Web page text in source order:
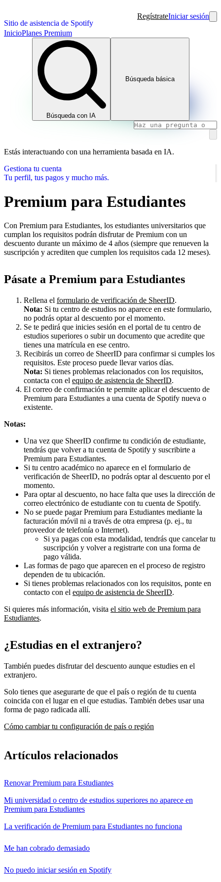
Sitio de asistencia de Spotify
RegístrateIniciar sesión
InicioPlanes Premium
Búsqueda con IA
Búsqueda básica
Estás interactuando con una herramienta basada en IA.
Gestiona tu cuenta
Tu perfil, tus pagos y mucho más.
Premium para Estudiantes
Con Premium para Estudiantes, los estudiantes universitarios que
cumplan los requisitos podrán disfrutar de Premium con un
descuento durante un máximo de 4 años (siempre que renueven la
suscripción y acrediten que cumplen los requisitos cada 12 meses).
Pásate a Premium para Estudiantes
Rellena el formulario de verificación de SheerID.
Nota: Si tu centro de estudios no aparece en este formulario,
no podrás optar al descuento por el momento.
Se te pedirá que inicies sesión en el portal de tu centro de
estudios superiores o subir un documento que acredite que
tienes una matrícula en ese centro.
Recibirás un correo de SheerID para confirmar si cumples los
requisitos. Este proceso puede llevar varios días.
Nota: Si tienes problemas relacionados con los requisitos,
contacta con el equipo de asistencia de SheerID.
El correo de confirmación te permite aplicar el descuento de
Premium para Estudiantes a una cuenta de Spotify nueva o
existente.
Notas:
Una vez que SheerID confirme tu condición de estudiante,
tendrás que volver a tu cuenta de Spotify y suscribirte a
Premium para Estudiantes.
Si tu centro académico no aparece en el formulario de
verificación de SheerID, no podrás optar al descuento por el
momento.
Para optar al descuento, no hace falta que uses la dirección de
correo electrónico de estudiante con tu cuenta de Spotify.
No se puede pagar Premium para Estudiantes mediante la
facturación móvil ni a través de otra empresa (p. ej., tu
proveedor de telefonía o Internet).
Si ya pagas con esta modalidad, tendrás que cancelar tu
suscripción y volver a registrarte con una forma de
pago válida.
Las formas de pago que aparecen en el proceso de registro
dependen de tu ubicación.
Si tienes problemas relacionados con los requisitos, ponte en
contacto con el equipo de asistencia de SheerID.
Si quieres más información, visita el sitio web de Premium para
Estudiantes.
¿Estudias en el extranjero?
También puedes disfrutar del descuento aunque estudies en el
extranjero.
Solo tienes que asegurarte de que el país o región de tu cuenta
coincida con el lugar en el que estudias. También debes usar una
forma de pago radicada allí.
Cómo cambiar tu configuración de país o región
Artículos relacionados
Renovar Premium para Estudiantes
Mi universidad o centro de estudios superiores no aparece en
Premium para Estudiantes
La verificación de Premium para Estudiantes no funciona
Me han cobrado demasiado
No puedo iniciar sesión en Spotify